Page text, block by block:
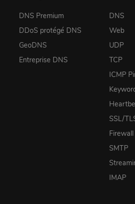
DNS Premium
DDoS protégé DNS
GeoDNS
Entreprise DNS
DNS
Web
UDP
TCP
ICMP
SSL/
Firewall
SMTP
IMAP